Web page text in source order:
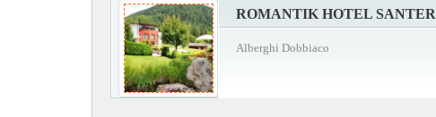
ROMANTIK HOTEL SANTER
Alberghi Dobbiaco